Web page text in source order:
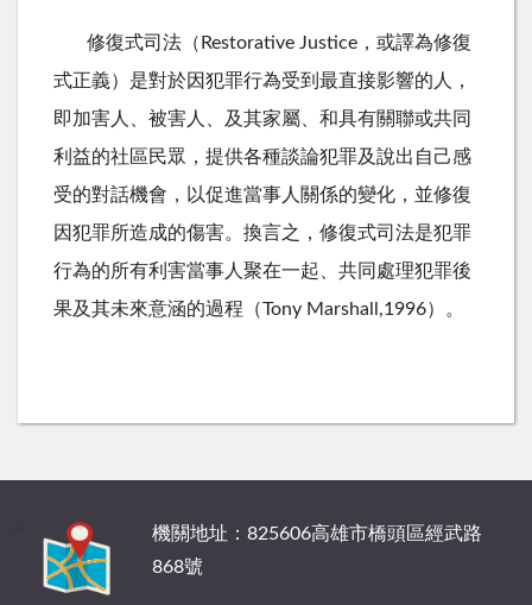
修復式司法（ Restorative Justice，或譯為修復
式正義）是對於因犯罪行為受到最直接影響的人，
即加害人、被害人、及其家屬、和具有關聯或共同
利益的社區民眾，提供各種談論犯罪及說出自己感
受的對話機會，以促進當事人關係的變化，並修復
因犯罪所造成的傷害。換言之，修復式司法是犯罪
行為的所有利害當事人聚在一起、共同處理犯罪後
果及其未來意涵的過程（Tony Marshall,1996）。
機關地址：825606高雄市橋頭區經武路
868號